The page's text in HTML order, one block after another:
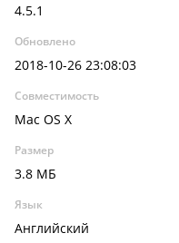
4.5.1
Обновлено
2018-10-26 23:08:03
Совместимость
Mac OS X
Размер
3.8 МБ
Язык
Английский